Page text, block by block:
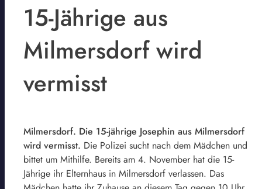
15-Jährige aus
Milmersdorf wird
vermisst
Milmersdorf. Die 15-jährige Josephin aus Milmersdorf
wird vermisst. Die Polizei sucht nach dem Mädchen und
bittet um Mithilfe. Bereits am 4. November hat die 15-
Jährige ihr Elternhaus in Milmersdorf verlassen. Das